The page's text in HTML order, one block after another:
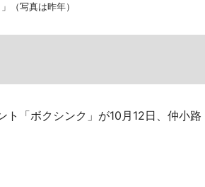
（写真は昨年）
「ボクシンク」が10月12日、仲小路